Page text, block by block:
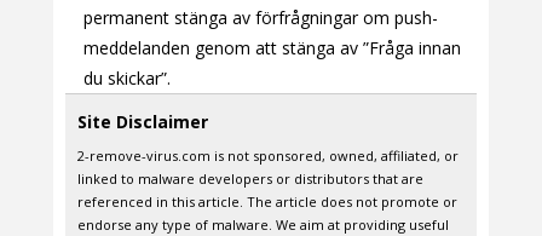
permanent stänga av förfrågningar om push-
meddelanden genom att stänga av ”Fråga innan
du skickar”.
Site Disclaimer
2-remove-virus.com is not sponsored, owned, affiliated, or
linked to malware developers or distributors that are
referenced in this article. The article does not promote or
endorse any type of malware. We aim at providing useful